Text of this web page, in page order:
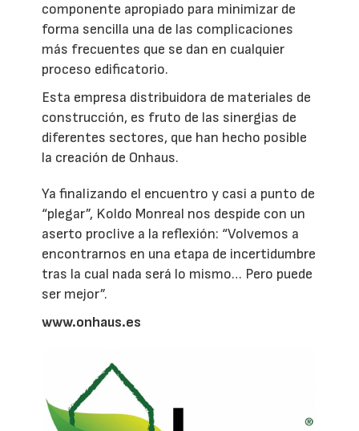
componente apropiado para minimizar de
forma sencilla una de las complicaciones
más frecuentes que se dan en cualquier
proceso edificatorio.
Esta empresa distribuidora de materiales de
construcción, es fruto de las sinergias de
diferentes sectores, que han hecho posible
la creación de Onhaus.
Ya finalizando el encuentro y casi a punto de
“plegar”, Koldo Monreal nos despide con un
aserto proclive a la reflexión: “Volvemos a
encontrarnos en una etapa de incertidumbre
tras la cual nada será lo mismo… Pero puede
ser mejor”.
www.onhaus.es